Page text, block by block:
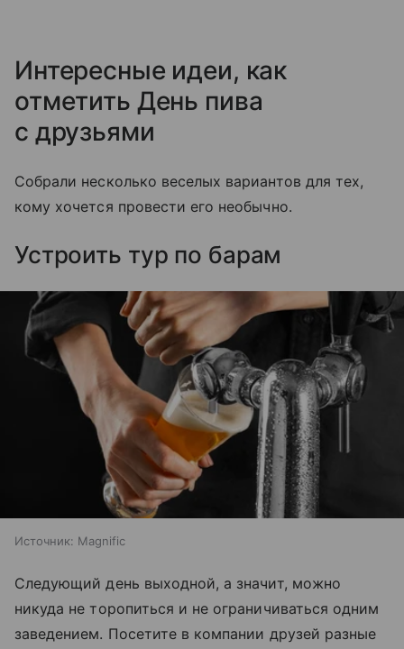
Интересные идеи, как
отметить День пива
с друзьями
Собрали несколько веселых вариантов для тех,
кому хочется провести его необычно.
Устроить тур по барам
Источник: Magnific
Следующий день выходной, а значит, можно
никуда не торопиться и не ограничиваться одним
заведением. Посетите в компании друзей разные